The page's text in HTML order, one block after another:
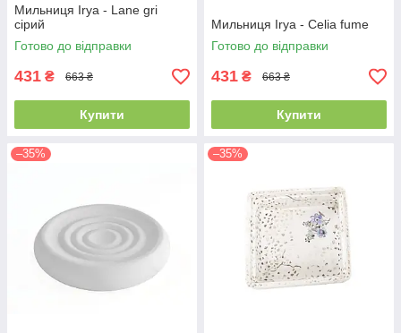
Мильниця Irya - Lane gri
сірий
Готово до відправки
431 ₴ 663 ₴
Купити
Мильниця Irya - Celia fume
Готово до відправки
431 ₴ 663 ₴
Купити
–35% –35%